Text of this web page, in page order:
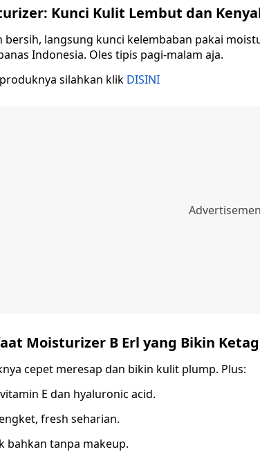
Kunci Kulit Lembut dan
bersih, langsung kunci kelembaban pakai
Indonesia. Oles tipis pagi-malam aja.
silahkan klik DISINI
Moisturizer B Erl yang Bikin
cepet meresap dan bikin kulit plump. Plus:
E dan hyaluronic acid.
fresh seharian.
bahkan tanpa makeup.